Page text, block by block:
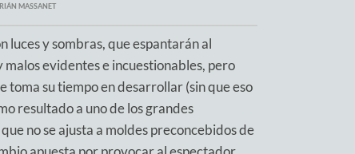
MASSANET
luces y sombras, que espantarán al
evidentes e incuestionables, pero
toma su tiempo en desarrollar (sin que eso
resultado a uno de los grandes
no se ajusta a moldes preconcebidos de